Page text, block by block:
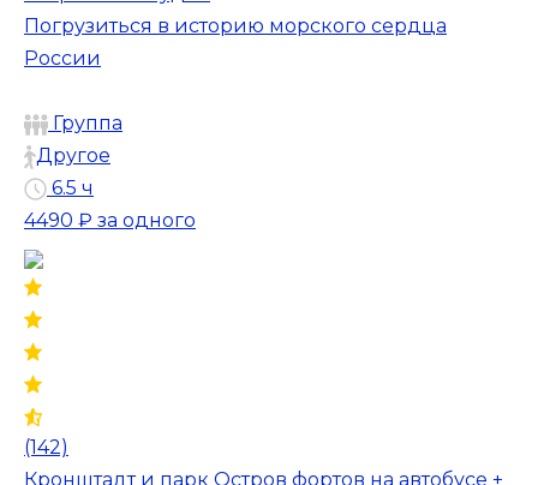
Погрузиться в историю морского сердца
России
Группа
Другое
6.5 ч
4490 ₽ за одного
(142)
Кронштадт и парк Остров фортов на автобусе +